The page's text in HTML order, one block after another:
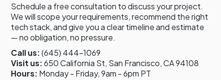
Schedule a free consultation to discuss your project.
We will scope your requirements, recommend the right
tech stack, and give you a clear timeline and estimate
— no obligation, no pressure.
Call us:(645) 444-1069
Visit us:650 California St, San Francisco, CA 94108
Hours: Monday - Friday, 9am - 6pm PT